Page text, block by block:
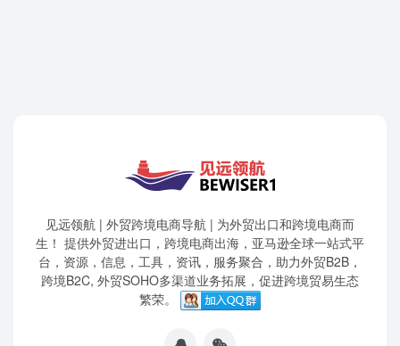
见远领航 | 外贸跨境电商导航 | 为外贸出口和跨境电商而
生！ 提供外贸进出口，跨境电商出海，亚马逊全球一站式平
台，资源，信息，工具，资讯，服务聚合，助力外贸B2B，
跨境B2C, 外贸SOHO多渠道业务拓展，促进跨境贸易生态
繁荣。